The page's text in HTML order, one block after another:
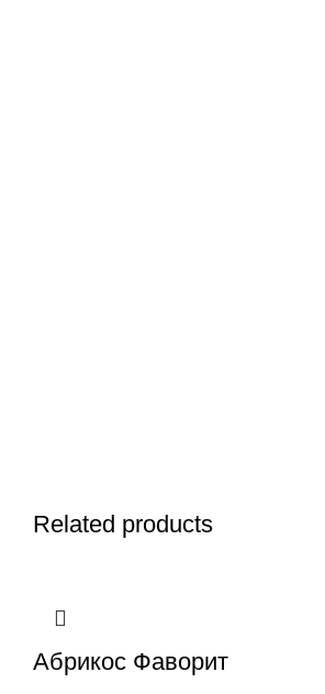
Related products
Абрикос Фаворит